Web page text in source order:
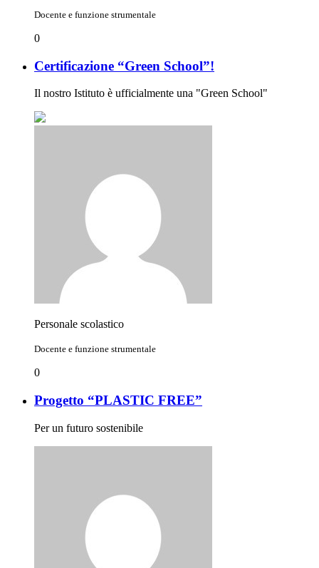
Docente e funzione strumentale
0
Certificazione “Green School”!
Il nostro Istituto è ufficialmente una "Green School"
Personale scolastico
Docente e funzione strumentale
0
Progetto “PLASTIC FREE”
Per un futuro sostenibile